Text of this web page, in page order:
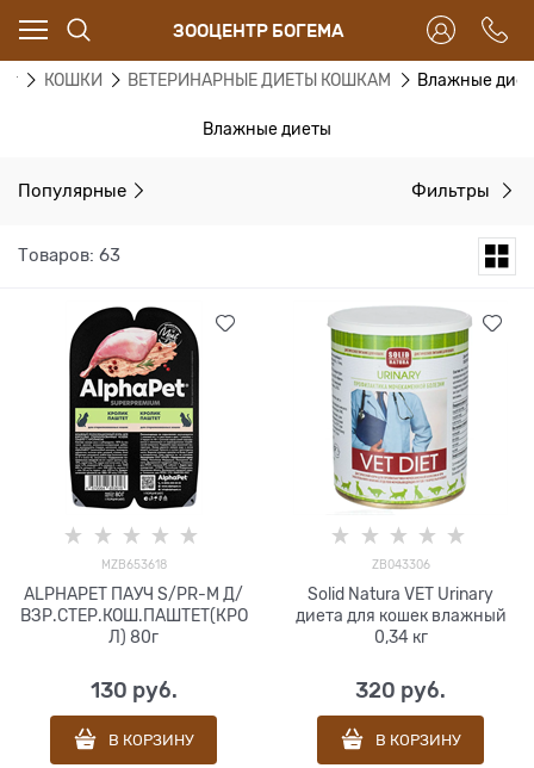
ЗООЦЕНТР БОГЕМА
КОШКИ ВЕТЕРИНАРНЫЕ ДИЕТЫ КОШКАМ Влажные
Влажные диеты
Популярные Фильтры
Товаров: 63
MZB653618
ALPHAPET ПАУЧ S/PR-M Д/
ВЗР.СТЕР.КОШ.ПАШТЕТ(КРО
Л) 80г
130 руб.
В КОРЗИНУ
ZB043306
Solid Natura VET Urinary
диета для кошек влажный
0,34 кг
320 руб.
В КОРЗИНУ